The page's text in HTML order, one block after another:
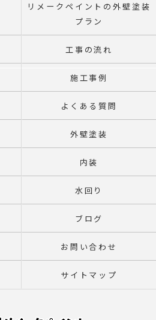
リメークペイントの外壁塗装
プラン
工事の流れ
施工事例
よくある質問
外壁塗装
内装
水回り
ブログ
お問い合わせ
サイトマップ